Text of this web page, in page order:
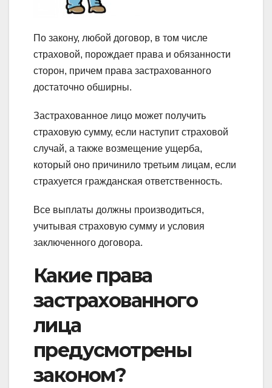
По закону, любой договор, в том числе
страховой, порождает права и обязанности
сторон, причем права застрахованного
достаточно обширны.
Застрахованное лицо может получить
страховую сумму, если наступит страховой
случай, а также возмещение ущерба,
который оно причинило третьим лицам, если
страхуется гражданская ответственность.
Все выплаты должны производиться,
учитывая страховую сумму и условия
заключенного договора.
Какие права
застрахованного
лица
предусмотрены
законом?